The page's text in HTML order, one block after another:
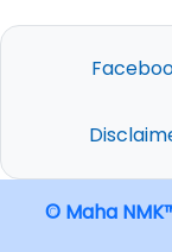
© Maha